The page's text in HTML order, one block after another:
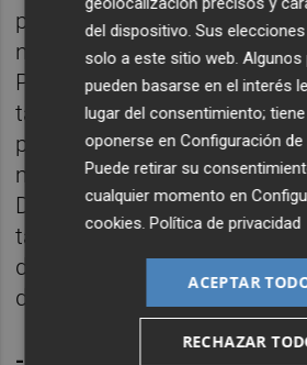
potente en estos momentos
ni en España, como
Por tanto, me da la
tantos a esperar que, aun
positivamente lo que pueda
mucho desengaño con los
Defendemos la llegada de
también siendo conscientes
de que no lleguen tenemos
de adaptarnos.
del dispositivo. Sus
solo a este sitio web. Algunos
pueden basarse en el interés
lugar del consentimiento;
oponerse enConfiguración de
Puede retirar su
cualquier momento en
cookies.Política de privacidad
ACEPTAR
RECHAZAR